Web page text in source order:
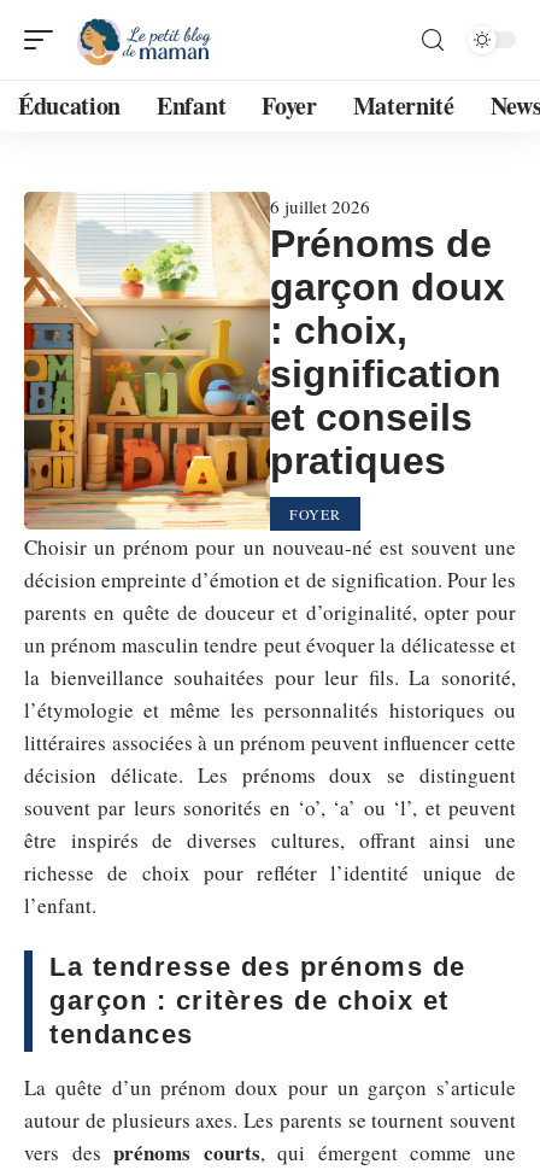
Éducation Enfant Foyer Maternité
6 juillet 2026
Prénoms de
garçon doux
: choix,
signification
et conseils
pratiques
FOYER
Choisir un prénom pour un nouveau-né est souvent une
décision empreinte d’émotion et de signification. Pour les
parents en quête de douceur et d’originalité, opter pour
un prénom masculin tendre peut évoquer la délicatesse et
la bienveillance souhaitées pour leur fils. La sonorité,
l’étymologie et même les personnalités historiques ou
littéraires associées à un prénom peuvent influencer cette
décision délicate. Les prénoms doux se distinguent
souvent par leurs sonorités en ‘o’, ‘a’ ou ‘l’, et peuvent
être inspirés de diverses cultures, offrant ainsi une
richesse de choix pour refléter l’identité unique de
l’enfant.
La tendresse des prénoms de
garçon : critères de choix et
tendances
La quête d’un prénom doux pour un garçon s’articule
autour de plusieurs axes. Les parents se tournent souvent
vers desprénoms courts, qui émergent comme une